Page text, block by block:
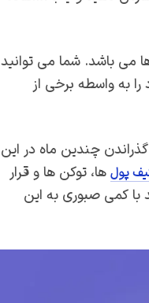
می باشد. شما می توانید
به واسطه برخی از
چندین ماه در این
پول ها، توکن ها و قرار
با کمی صبوری به این